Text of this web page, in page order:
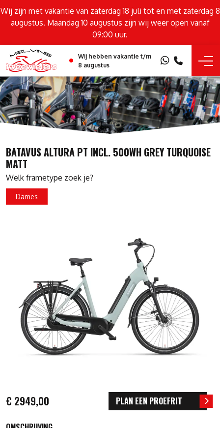
Wij zijn met vakantie van zaterdag 18 juli tot en met zaterdag 8
augustus. Maandag 10 augustus zijn wij weer open vanaf
09:00 uur.
Wij hebben vakantie t/m
8 augustus
BATAVUS ALTURA PT INCL. 500WH GREY TURQUOISE
MATT
Welk frametype zoek je?
Dames
€ 2949,00 PLAN EEN PROEFRIT